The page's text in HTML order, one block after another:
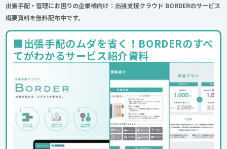
出張手配・管理にお困りの企業様向け：出張支援クラウド BORDERのサービス
概要資料を無料配布中です。
■出張手配のムダを省く！BORDERのすべ
てがわかるサービス紹介資料